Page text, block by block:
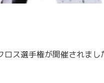
ス選手権が開催されま